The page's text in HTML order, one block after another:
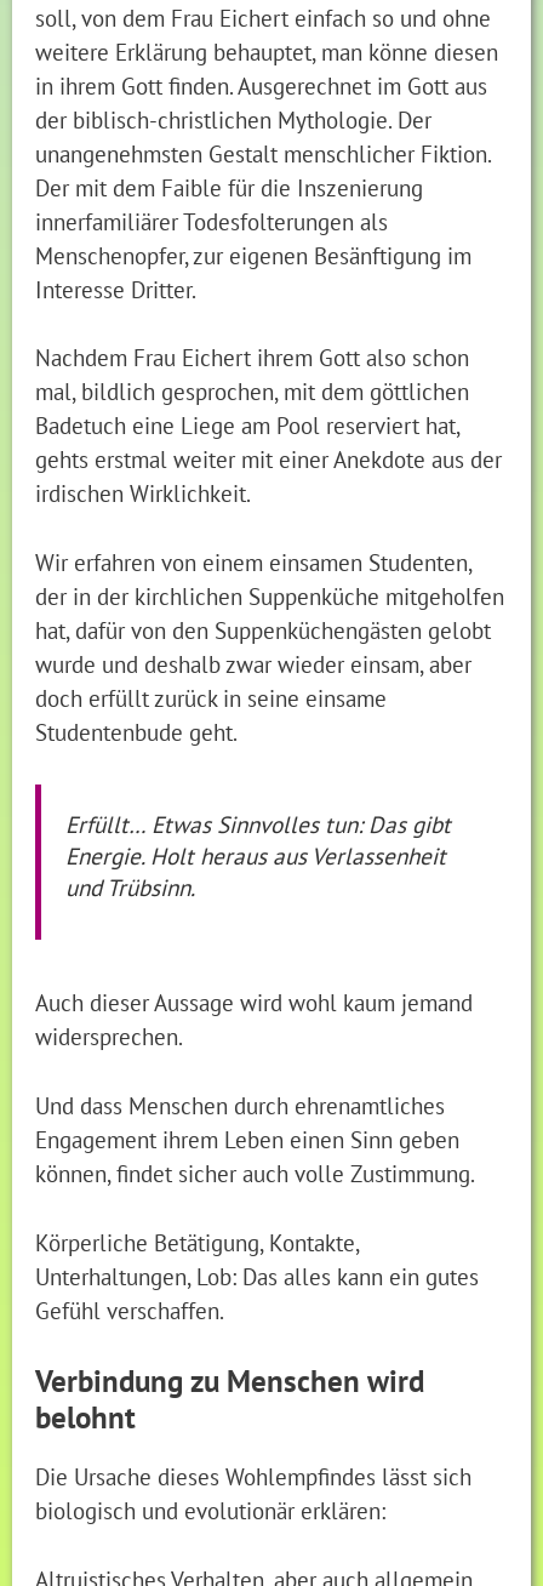
soll, von dem Frau Eichert einfach so und ohne
weitere Erklärung behauptet, man könne diesen
in ihrem Gott finden. Ausgerechnet im Gott aus
der biblisch-christlichen Mythologie. Der
unangenehmsten Gestalt menschlicher Fiktion.
Der mit dem Faible für die Inszenierung
innerfamiliärer Todesfolterungen als
Menschenopfer, zur eigenen Besänftigung im
Interesse Dritter.
Nachdem Frau Eichert ihrem Gott also schon
mal, bildlich gesprochen, mit dem göttlichen
Badetuch eine Liege am Pool reserviert hat,
gehts erstmal weiter mit einer Anekdote aus der
irdischen Wirklichkeit.
Wir erfahren von einem einsamen Studenten,
der in der kirchlichen Suppenküche mitgeholfen
hat, dafür von den Suppenküchengästen gelobt
wurde und deshalb zwar wieder einsam, aber
doch erfüllt zurück in seine einsame
Studentenbude geht.
Erfüllt… Etwas Sinnvolles tun: Das gibt
Energie. Holt heraus aus Verlassenheit
und Trübsinn.
Auch dieser Aussage wird wohl kaum jemand
widersprechen.
Und dass Menschen durch ehrenamtliches
Engagement ihrem Leben einen Sinn geben
können, findet sicher auch volle Zustimmung.
Körperliche Betätigung, Kontakte,
Unterhaltungen, Lob: Das alles kann ein gutes
Gefühl verschaffen.
Verbindung zu Menschen wird
belohnt
Die Ursache dieses Wohlempfindes lässt sich
biologisch und evolutionär erklären:
Altruistisches Verhalten, aber auch allgemein